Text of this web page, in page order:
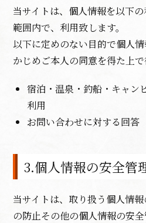
当サイトは、個人情報を以下
範囲内で、利用致します。
以下に定めのない目的で個人
かじめご本人の同意を得た上で
宿泊・温泉・釣船・キャン
利用
お問い合わせに対する回答
3.個人情報の安全管
当サイトは、取り扱う個人情
の防止その他の個人情報の安